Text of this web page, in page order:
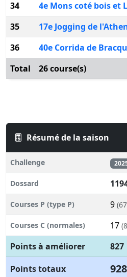
34
4e Mons coté bois et
35
17e Jogging de
36
40e Corrida de
Total
26 course(s)
Résumé de la saison
Challenge
Dossard
Courses P (type P) 9
Courses C (normales) 17
Points à améliorer
827
Points totaux